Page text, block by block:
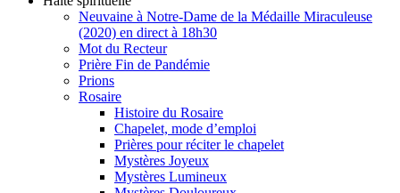
Neuvaine à Notre-Dame de la Médaille Miraculeuse
(2020) en direct à 18h30
Mot du Recteur
Prière Fin de Pandémie
Prions
Rosaire
Histoire du Rosaire
Chapelet, mode d’emploi
Prières pour réciter le chapelet
Mystères Joyeux
Mystères Lumineux